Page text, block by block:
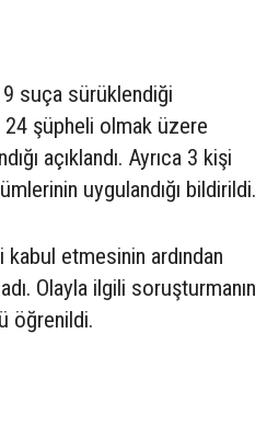
suça sürüklendiği
şüpheli olmak üzere
açıklandı. Ayrıca 3 kişi
uygulandığı bildirildi.
etmesinin ardından
Olayla ilgili soruşturmanın
öğrenildi.